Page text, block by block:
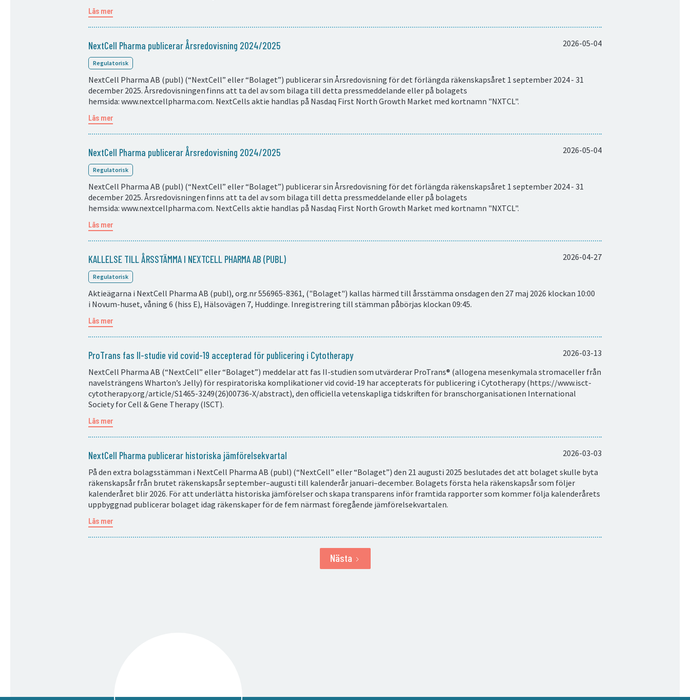
Läs mer
2026-05-04
NextCell Pharma publicerar Årsredovisning 2024/2025
Regulatorisk
NextCell Pharma AB (publ) (“NextCell” eller “Bolaget”) publicerar sin Årsredovisning för det förlängda räkenskapsåret 1 september 2024 - 31
december 2025. Årsredovisningen finns att ta del av som bilaga till detta pressmeddelande eller på bolagets
hemsida: www.nextcellpharma.com. NextCells aktie handlas på Nasdaq First North Growth Market med kortnamn "NXTCL".
Läs mer
2026-05-04
NextCell Pharma publicerar Årsredovisning 2024/2025
Regulatorisk
NextCell Pharma AB (publ) (“NextCell” eller “Bolaget”) publicerar sin Årsredovisning för det förlängda räkenskapsåret 1 september 2024 - 31
december 2025. Årsredovisningen finns att ta del av som bilaga till detta pressmeddelande eller på bolagets
hemsida: www.nextcellpharma.com. NextCells aktie handlas på Nasdaq First North Growth Market med kortnamn "NXTCL".
Läs mer
2026-04-27
KALLELSE TILL ÅRSSTÄMMA I NEXTCELL PHARMA AB (PUBL)
Regulatorisk
Aktieägarna i NextCell Pharma AB (publ), org.nr 556965-8361, ("Bolaget") kallas härmed till årsstämma onsdagen den 27 maj 2026 klockan 10:00
i Novum-huset, våning 6 (hiss E), Hälsovägen 7, Huddinge. Inregistrering till stämman påbörjas klockan 09:45.
Läs mer
2026-03-13
ProTrans fas II-studie vid covid-19 accepterad för publicering i Cytotherapy
NextCell Pharma AB (“NextCell” eller “Bolaget”) meddelar att fas II-studien som utvärderar ProTrans® (allogena mesenkymala stromaceller från
navelsträngens Wharton’s Jelly) för respiratoriska komplikationer vid covid-19 har accepterats för publicering i Cytotherapy (https://www.isct-
cytotherapy.org/article/S1465-3249(26)00736-X/abstract), den officiella vetenskapliga tidskriften för branschorganisationen International
Society for Cell & Gene Therapy (ISCT).
Läs mer
2026-03-03
NextCell Pharma publicerar historiska jämförelsekvartal
På den extra bolagsstämman i NextCell Pharma AB (publ) (“NextCell” eller “Bolaget”) den 21 augusti 2025 beslutades det att bolaget skulle byta
räkenskapsår från brutet räkenskapsår september–augusti till kalenderår januari–december. Bolagets första hela räkenskapsår som följer
kalenderåret blir 2026. För att underlätta historiska jämförelser och skapa transparens inför framtida rapporter som kommer följa kalenderårets
uppbyggnad publicerar bolaget idag räkenskaper för de fem närmast föregående jämförelsekvartalen.
Läs mer
Nästa